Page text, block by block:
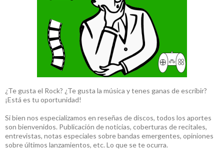
¿Te gusta el Rock? ¿Te gusta la música y tenes ganas de escribir?
¡Está es tu oportunidad!
Si bien nos especializamos en reseñas de discos, todos los aportes
son bienvenidos. Publicación de noticias, coberturas de recitales,
entrevistas, notas especiales sobre bandas emergentes, opiniones
sobre últimos lanzamientos, etc. Lo que se te ocurra.